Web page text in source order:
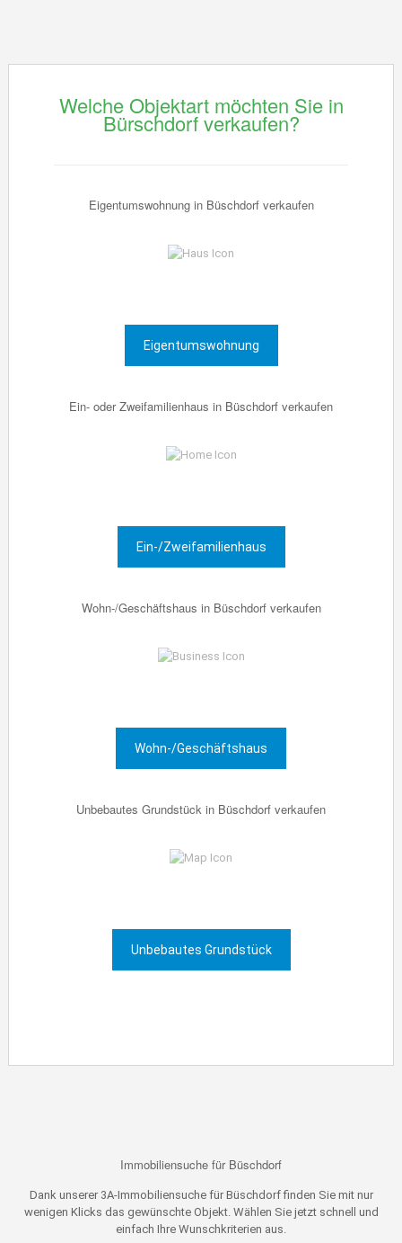
Welche Objektart möchten Sie in
Bürschdorf verkaufen?
Eigentumswohnung in Büschdorf verkaufen
Eigentumswohnung
Ein- oder Zweifamilienhaus in Büschdorf verkaufen
Ein-/Zweifamilienhaus
Wohn-/Geschäftshaus in Büschdorf verkaufen
Wohn-/Geschäftshaus
Unbebautes Grundstück in Büschdorf verkaufen
Unbebautes Grundstück
Immobiliensuche für Büschdorf
Dank unserer 3A-Immobiliensuche für Büschdorf finden Sie mit nur
wenigen Klicks das gewünschte Objekt. Wählen Sie jetzt schnell und
einfach Ihre Wunschkriterien aus.